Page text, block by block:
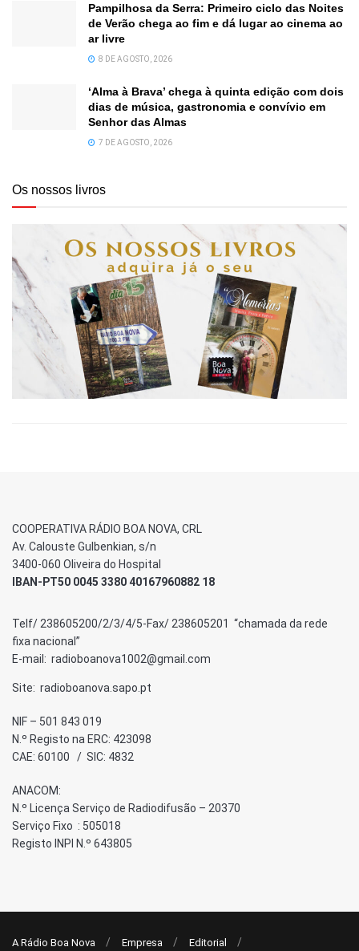
Pampilhosa da Serra: Primeiro ciclo das Noites
de Verão chega ao fim e dá lugar ao cinema ao
ar livre
8 DE AGOSTO, 2026
‘Alma à Brava’ chega à quinta edição com dois
dias de música, gastronomia e convívio em
Senhor das Almas
7 DE AGOSTO, 2026
Os nossos livros
COOPERATIVA RÁDIO BOA NOVA, CRL
Av. Calouste Gulbenkian, s/n
3400-060 Oliveira do Hospital
IBAN-PT50 0045 3380 40167960882 18
Telf/ 238605200/2/3/4/5-Fax/ 238605201 “chamada da rede
fixa nacional”
E-mail: radioboanova1002@gmail.com
Site: radioboanova.sapo.pt
NIF – 501 843 019
N.º Registo na ERC: 423098
CAE: 60100 / SIC: 4832
ANACOM:
N.º Licença Serviço de Radiodifusão – 20370
Serviço Fixo : 505018
Registo INPI N.º 643805
A Rádio Boa Nova Empresa Editorial